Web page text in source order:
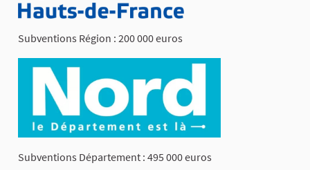
Subventions Région : 200 000 euros
Subventions Département : 495 000 euros